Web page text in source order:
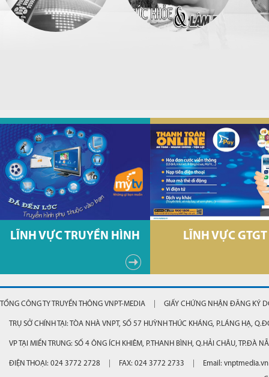
LĨNH VỰC TRUYỀN HÌNH LĨNH VỰC GTGT
TỔNG CÔNG TY TRUYỀN THÔNG VNPT-MEDIA GIẤY CHỨNG NHẬN ĐĂNG KÝ
TRỤ SỞ CHÍNH TẠI: TÒA NHÀ VNPT, SỐ 57 HUỲNH THÚC KHÁNG, P.LÁNG HẠ,
VP TẠI MIỀN TRUNG: SỐ 4 ÔNG ÍCH KHIÊM, P.THANH BÌNH, Q.HẢI CHÂU, TP.ĐÀ
ĐIỆN THOẠI: 024 3772 2728 FAX: 024 3772 2733
Email: vnptmedia.vn